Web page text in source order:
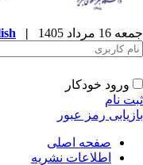
جمعه 16 مرداد 1405 |
ورود خودکار
ثبت نام
بازیابی رمز عبور
صفحه اصلی
اطلاعات نشریه